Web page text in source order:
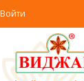
Войти